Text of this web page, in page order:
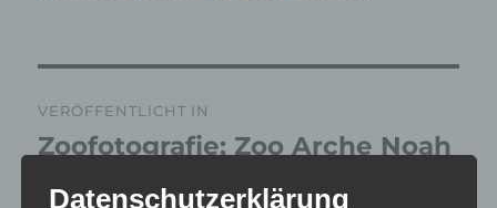
VERÖFFENTLICHT IN
Zoofotografie: Zoo Arche Noah
Grömitz 17.03.2026
Datenschutzerklärung